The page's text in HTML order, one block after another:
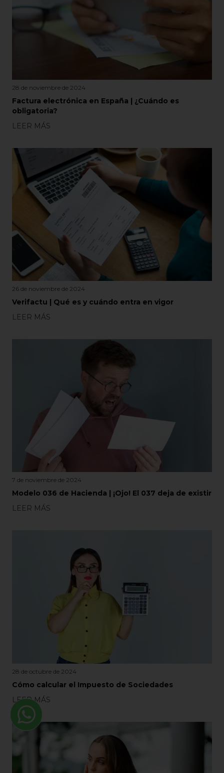
28 de noviembre de 2024
Factura electrónica en España | ¿Cuándo es
obligatoria?
LEER MÁS
26 de noviembre de 2024
Verifactu | Qué es y cuándo entra en vigor
LEER MÁS
7 de noviembre de 2024
Modelo 036 de Hacienda | ¡Ojo! El 037 deja de existir
LEER MÁS
28 de octubre de 2024
Cómo calcular el Impuesto de Sociedades
LEER MÁS